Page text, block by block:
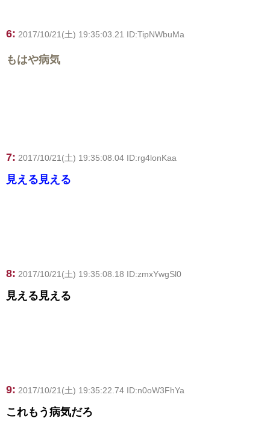
6: 2017/10/21(土) 19:35:03.21 ID:TipNWbuMa
もはや病気
7: 2017/10/21(土) 19:35:08.04 ID:rg4lonKaa
見える見える
8: 2017/10/21(土) 19:35:08.18 ID:zmxYwgSl0
見える見える
9: 2017/10/21(土) 19:35:22.74 ID:n0oW3FhYa
これもう病気だろ